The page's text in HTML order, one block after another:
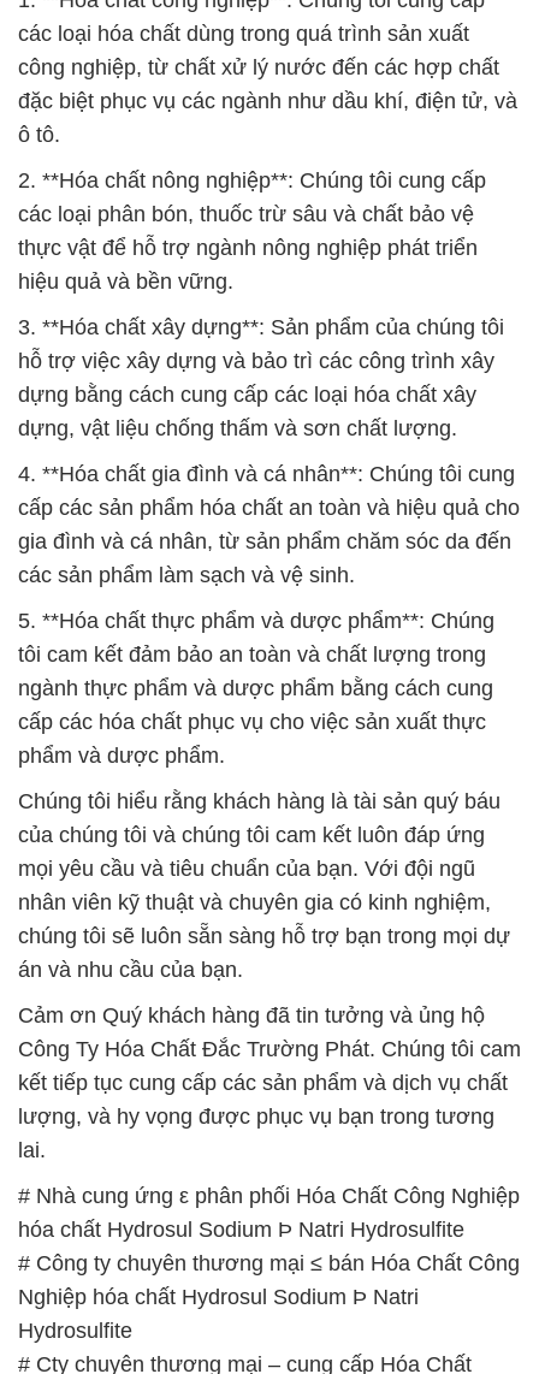
4. **Hóa chất gia đình và cá nhân**: Chúng tôi cung
cấp các sản phẩm hóa chất an toàn và hiệu quả cho
gia đình và cá nhân, từ sản phẩm chăm sóc da đến
các sản phẩm làm sạch và vệ sinh.
5. **Hóa chất thực phẩm và dược phẩm**: Chúng
tôi cam kết đảm bảo an toàn và chất lượng trong
ngành thực phẩm và dược phẩm bằng cách cung
cấp các hóa chất phục vụ cho việc sản xuất thực
phẩm và dược phẩm.
Chúng tôi hiểu rằng khách hàng là tài sản quý báu
của chúng tôi và chúng tôi cam kết luôn đáp ứng
mọi yêu cầu và tiêu chuẩn của bạn. Với đội ngũ
nhân viên kỹ thuật và chuyên gia có kinh nghiệm,
chúng tôi sẽ luôn sẵn sàng hỗ trợ bạn trong mọi dự
án và nhu cầu của bạn.
Cảm ơn Quý khách hàng đã tin tưởng và ủng hộ
Công Ty Hóa Chất Đắc Trường Phát. Chúng tôi cam
kết tiếp tục cung cấp các sản phẩm và dịch vụ chất
lượng, và hy vọng được phục vụ bạn trong tương
lai.
# Nhà cung ứng ε phân phối Hóa Chất Công Nghiệp
hóa chất Hydrosul Sodium Þ Natri Hydrosulfite
# Công ty chuyên thương mại ≤ bán Hóa Chất Công
Nghiệp hóa chất Hydrosul Sodium Þ Natri
Hydrosulfite
# Cty chuyên thương mại – cung cấp Hóa Chất
Công Nghiệp hóa chất Hydrosul Sodium Þ Natri
# Địa chỉ chuyên thương mại [ cung cấp ] Hóa Chất
Công Nghiệp hóa chất Hydrosul Sodium Þ Natri
Hydrosulfite
# Đơn vị cung cấp × kinh doanh Hóa Chất Công
Nghiệp hóa chất Hydrosul Sodium Þ Natri
Hydrosulfite
# Nơi chuyên cung cấp Ω cung ứng Hóa Chất Công
Nghiệp hóa chất Hydrosul Sodium Þ Natri
Hydrosulfite
# Phân phối π cung ứng Hóa Chất Công Nghiệp
hóa chất Hydrosul Sodium Þ Natri Hydrosulfite